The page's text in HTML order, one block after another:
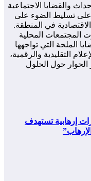
والقضايا الاجتماعية
على تسليط الضوء على
الاقتصادية في المنطقة.
المجتمعات المحلية
الملحة التي تواجهها
التقليدية والرقمية،
الحوار حول الحلول
إرهابية تستهدف